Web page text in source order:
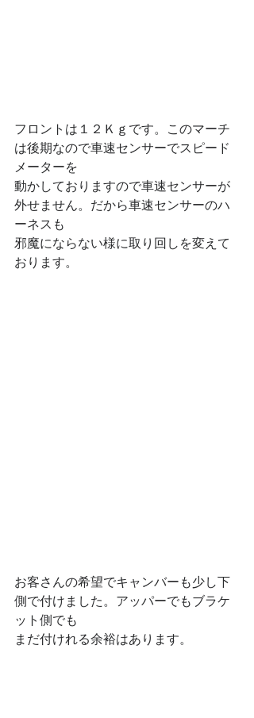
フロントは１２Ｋｇです。このマーチ
は後期なので車速センサーでスピード
メーターを
動かしておりますので車速センサーが
外せません。だから車速センサーのハ
ーネスも
邪魔にならない様に取り回しを変えて
おります。
お客さんの希望でキャンバーも少し下
側で付けました。アッパーでもブラケ
ット側でも
まだ付けれる余裕はあります。